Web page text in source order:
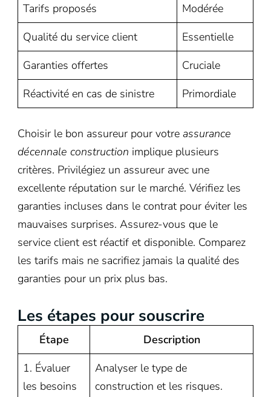
Tarifs proposés
Modérée
Qualité du service client
Essentielle
Garanties offertes
Cruciale
Réactivité en cas de sinistre
Primordiale
Choisir le bon assureur pour votre assurance
décennale construction implique plusieurs
critères. Privilégiez un assureur avec une
excellente réputation sur le marché. Vérifiez les
garanties incluses dans le contrat pour éviter les
mauvaises surprises. Assurez-vous que le
service client est réactif et disponible. Comparez
les tarifs mais ne sacrifiez jamais la qualité des
garanties pour un prix plus bas.
Les étapes pour souscrire
Étape
Description
1. Évaluer
les besoins
Analyser le type de
construction et les risques.